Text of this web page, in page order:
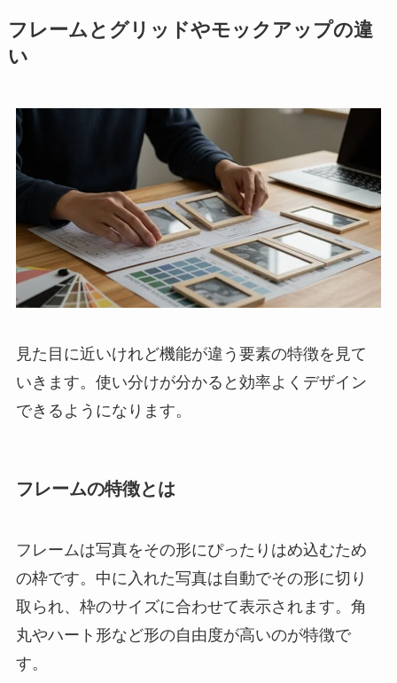
フレームとグリッドやモックアップの違
い
見た目に近いけれど機能が違う要素の特徴を見て
いきます。使い分けが分かると効率よくデザイン
できるようになります。
フレームの特徴とは
フレームは写真をその形にぴったりはめ込むため
の枠です。中に入れた写真は自動でその形に切り
取られ、枠のサイズに合わせて表示されます。角
丸やハート形など形の自由度が高いのが特徴で
す。